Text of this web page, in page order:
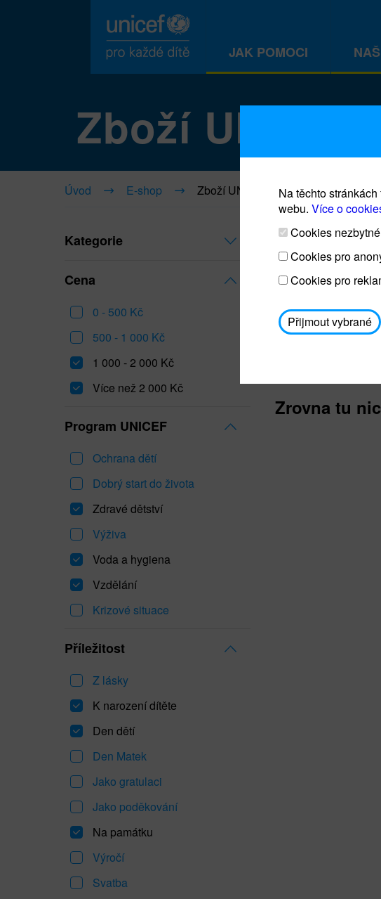
JAK POMOCI
Zboží UNICEF
Úvod E-shop Zboží UNICEF
Kategorie
Cena
0 - 500 Kč
500 - 1 000 Kč
1 000 - 2 000 Kč
Více než 2 000 Kč
Program UNICEF
Ochrana dětí
Dobrý start do života
Zdravé dětství
Výživa
Voda a hygiena
Vzdělání
Krizové situace
Příležitost
Z lásky
K narození dítěte
Den dětí
Den Matek
Jako gratulaci
Jako poděkování
Na památku
Výročí
Svatba
Zrovna tu
Na těchto
webu. Více o
Cookies
Cookies pro
Cookies pro
Přijmout vybrané